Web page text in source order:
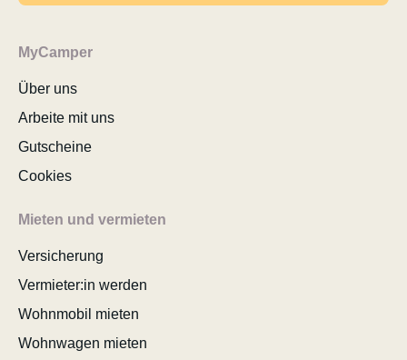
MyCamper
Über uns
Arbeite mit uns
Gutscheine
Cookies
Mieten und vermieten
Versicherung
Vermieter:in werden
Wohnmobil mieten
Wohnwagen mieten